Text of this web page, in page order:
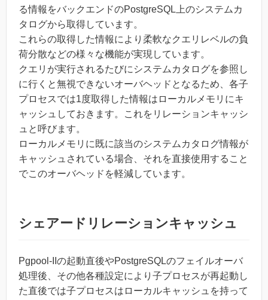
る情報をバックエンドのPostgreSQL上のシステムカ
タログから取得しています。
これらの取得した情報により柔軟なクエリレベルの負
荷分散などの様々な機能が実現しています。
クエリが実行されるたびにシステムカタログを参照し
に行くと無視できないオーバヘッドとなるため、各子
プロセスでは1度取得した情報はローカルメモリにキ
ャッシュしておきます。これをリレーションキャッシ
ュと呼びます。
ローカルメモリに既に該当のシステムカタログ情報が
キャッシュされている場合、それを直接使用すること
でこのオーバヘッドを軽減しています。
シェアードリレーションキャッシュ
Pgpool-IIの起動直後やPostgreSQLのフェイルオーバ
処理後、その他各種設定により子プロセスが再起動し
た直後では子プロセスはローカルキャッシュを持って